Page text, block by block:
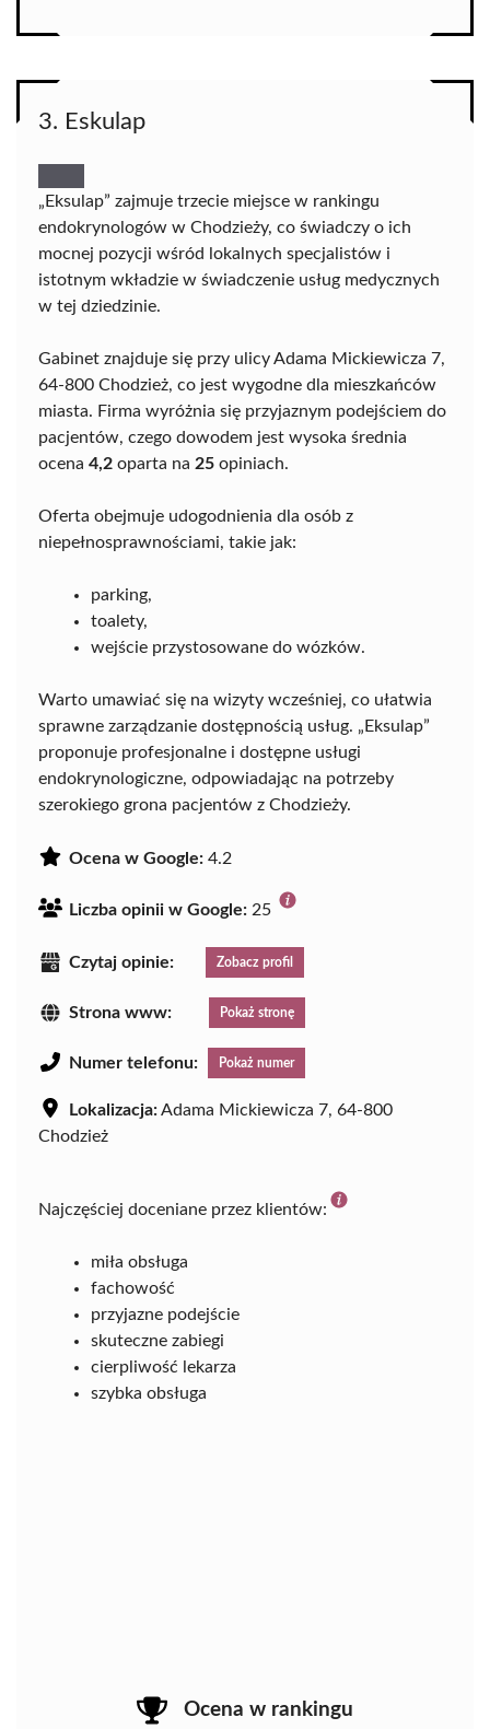
3. Eskulap
„Eksulap” zajmuje trzecie miejsce w rankingu
endokrynologów w Chodzieży, co świadczy o ich
mocnej pozycji wśród lokalnych specjalistów i
istotnym wkładzie w świadczenie usług medycznych
w tej dziedzinie.
Gabinet znajduje się przy ulicy Adama Mickiewicza 7,
64-800 Chodzież, co jest wygodne dla mieszkańców
miasta. Firma wyróżnia się przyjaznym podejściem do
pacjentów, czego dowodem jest wysoka średnia
ocena 4,2 oparta na 25 opiniach.
Oferta obejmuje udogodnienia dla osób z
niepełnosprawnościami, takie jak:
parking,
toalety,
wejście przystosowane do wózków.
Warto umawiać się na wizyty wcześniej, co ułatwia
sprawne zarządzanie dostępnością usług. „Eksulap”
proponuje profesjonalne i dostępne usługi
endokrynologiczne, odpowiadając na potrzeby
szerokiego grona pacjentów z Chodzieży.
Ocena w Google: 4.2
Liczba opinii w Google: 25
Czytaj opinie: Zobacz profil
Strona www: Pokaż stronę
Numer telefonu: Pokaż numer
Lokalizacja:Adama Mickiewicza 7, 64-800
Chodzież
Najczęściej doceniane przez klientów:
miła obsługa
fachowość
przyjazne podejście
skuteczne zabiegi
cierpliwość lekarza
szybka obsługa
Ocena w rankingu